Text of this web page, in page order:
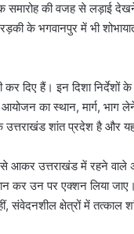
की वजह से लड़ाई देखने
के भगवानपुर में भी
कर दिए हैं। इन दिशा निर्देशों
का स्थान, मार्ग, भाग
शांत प्रदेश है और
से आकर उत्तराखंड में रहने
कर उन पर एक्शन लिया
संवेदनशील क्षेत्रों में तत्काल